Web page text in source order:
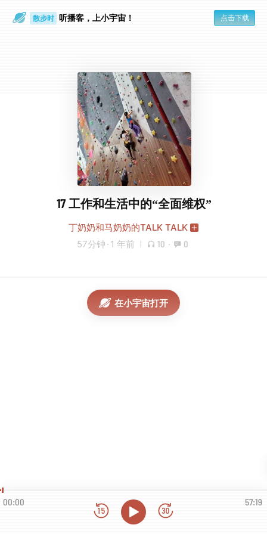
散步时 听播客，上小宇宙！ 点击下载
17 工作和生活中的“全面维权”
丁奶奶和马奶奶的TALK TALK
57分钟 · 1 年前 10 · 0
在小宇宙打开
00:00 57:19